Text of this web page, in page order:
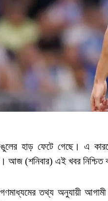
হাড় ফেটে গেছে। এ
আজ (শনিবার) এই খবর নিশ্চিত
তথ্য অনুযায়ী